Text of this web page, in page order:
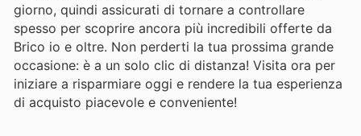
giorno, quindi assicurati di tornare a controllare
spesso per scoprire ancora più incredibili offerte da
Brico io e oltre. Non perderti la tua prossima grande
occasione: è a un solo clic di distanza! Visita ora per
iniziare a risparmiare oggi e rendere la tua esperienza
di acquisto piacevole e conveniente!